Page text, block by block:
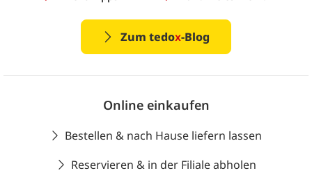
Zum tedox-Blog
Online einkaufen
Bestellen & nach Hause liefern lassen
Reservieren & in der Filiale abholen